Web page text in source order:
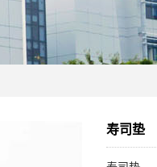
寿司垫